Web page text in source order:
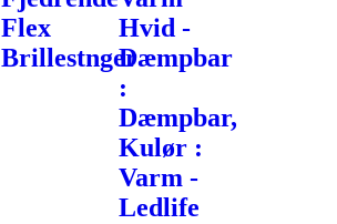
Flex
Brillestnger
Hvid -
Dæmpbar
:
Dæmpbar,
Kulør :
Varm -
Ledlife